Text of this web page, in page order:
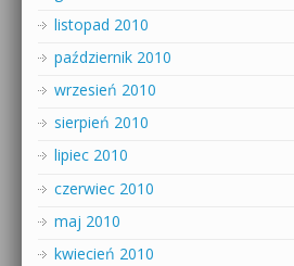
listopad 2010
październik 2010
wrzesień 2010
sierpień 2010
lipiec 2010
czerwiec 2010
maj 2010
kwiecień 2010